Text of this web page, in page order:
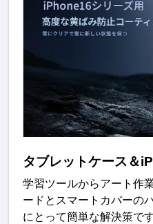
タブレットケース＆
学習ツールからアート作
ードとスマートカバーの
にとって簡単な解決策で